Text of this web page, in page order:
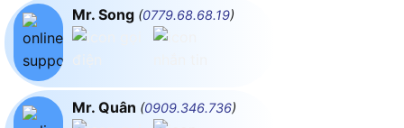
Mr. Song (0779.68.68.19)
Mr. Quân (0909.346.736)